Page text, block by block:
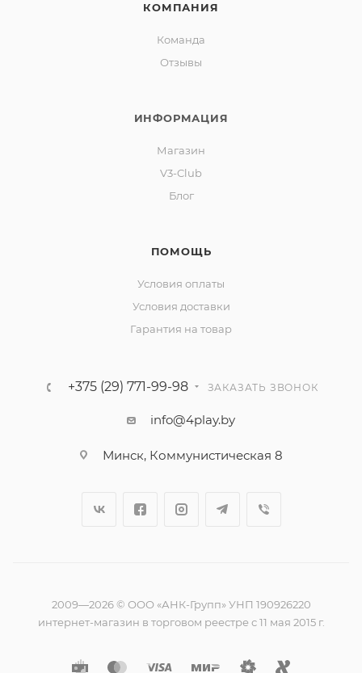
КОМПАНИЯ
Команда
Отзывы
ИНФОРМАЦИЯ
Магазин
V3-Club
Блог
ПОМОЩЬ
Условия оплаты
Условия доставки
Гарантия на товар
+375 (29) 771-99-98 ЗАКАЗАТЬ ЗВОНОК
info@4play.by
Минск, Коммунистическая 8
2009—2026 © ООО «АНК-Групп» УНП 190926220
интернет-магазин в торговом реестре с 11 мая 2015 г.